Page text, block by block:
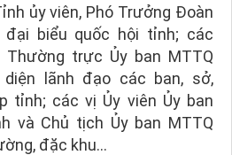
ủy viên, Phó Trưởng Đoàn
biểu quốc hội tỉnh; các
trực Ủy ban MTTQ
lãnh đạo các ban, sở,
tỉnh; các vị Ủy viên Ủy ban
và Chủ tịch Ủy ban MTTQ
đặc khu…